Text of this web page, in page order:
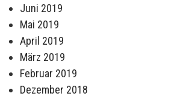
Juni 2019
Mai 2019
April 2019
März 2019
Februar 2019
Dezember 2018